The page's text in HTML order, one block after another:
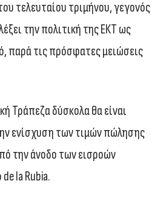
τελευταίου τριμήνου, γεγονός
την πολιτική της ΕΚΤ ως
παρά τις πρόσφατες μειώσεις
Τράπεζα δύσκολα θα είναι
ενίσχυση των τιμών πώλησης
την άνοδο των εισροών
la Rubia.